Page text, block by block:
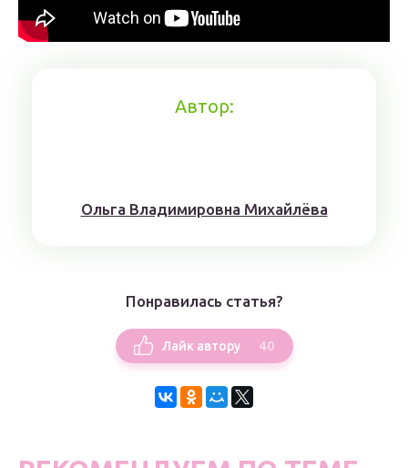
Автор:
Ольга Владимировна Михайлёва
Понравилась статья?
Лайк автору 40